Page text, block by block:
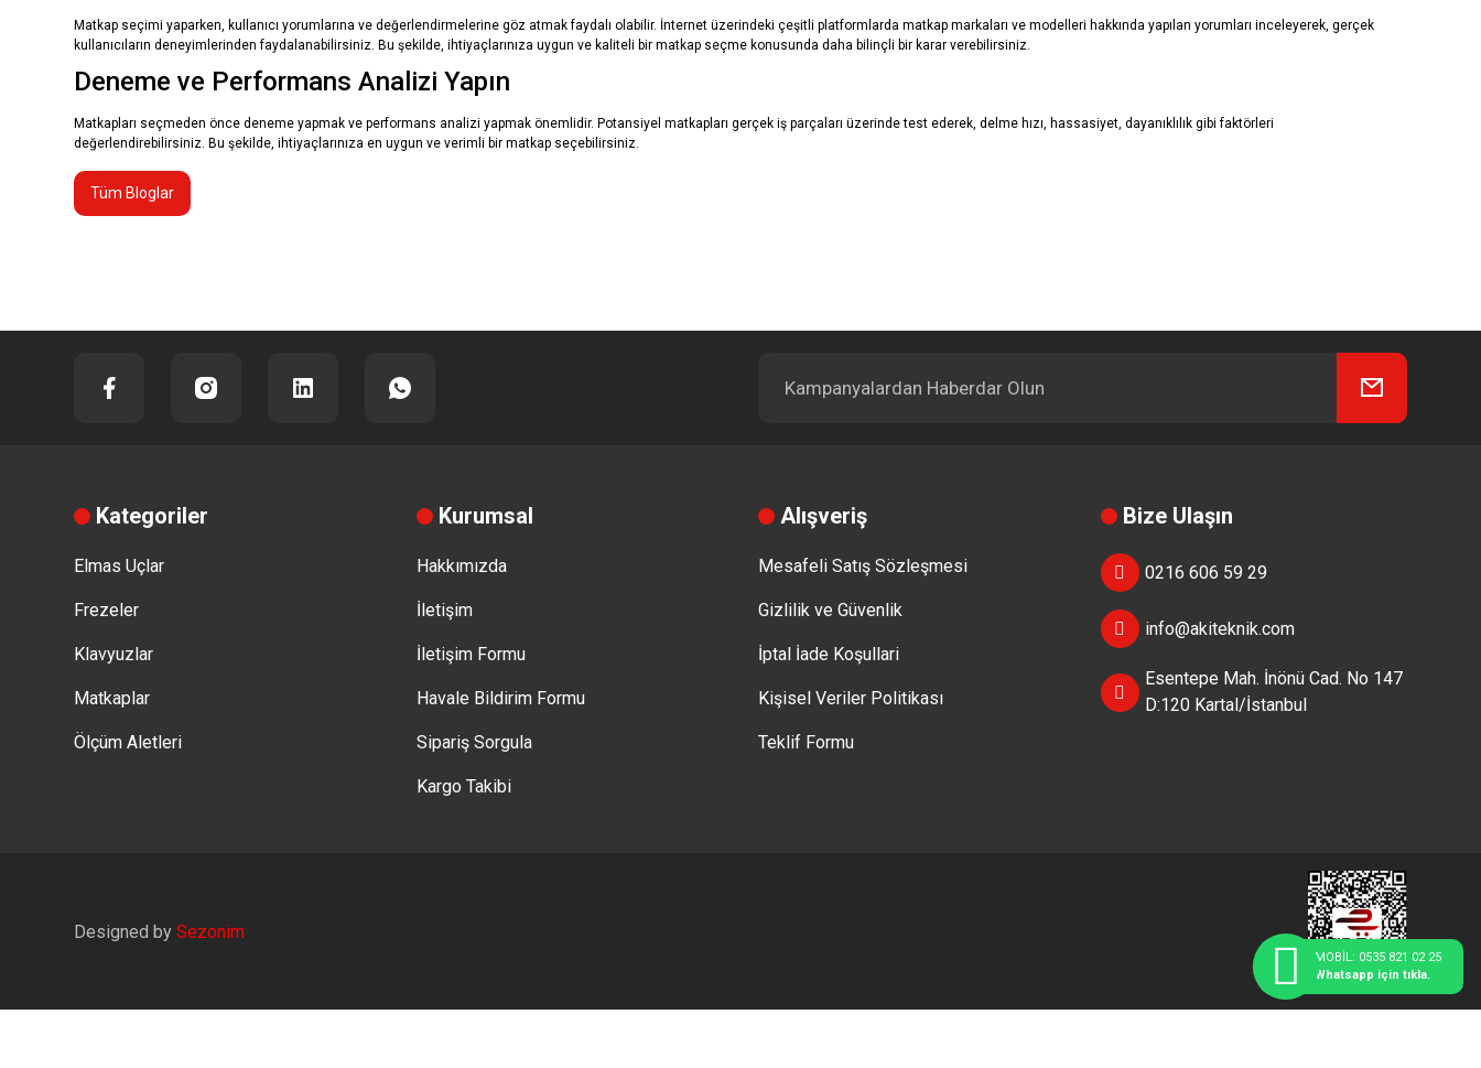
Matkap seçimi yaparken, kullanıcı yorumlarına ve değerlendirmelerine göz atmak faydalı olabilir. İnternet üzerindeki çeşitli platformlarda matkap markaları ve modelleri hakkında yapılan yorumları inceleyerek, gerçek
kullanıcıların deneyimlerinden faydalanabilirsiniz. Bu şekilde, ihtiyaçlarınıza uygun ve kaliteli bir matkap seçme konusunda daha bilinçli bir karar verebilirsiniz.
Deneme ve Performans Analizi Yapın
Matkapları seçmeden önce deneme yapmak ve performans analizi yapmak önemlidir. Potansiyel matkapları gerçek iş parçaları üzerinde test ederek, delme hızı, hassasiyet, dayanıklılık gibi faktörleri
değerlendirebilirsiniz. Bu şekilde, ihtiyaçlarınıza en uygun ve verimli bir matkap seçebilirsiniz.
Tüm Bloglar
Kategoriler
Elmas Uçlar
Frezeler
Klavyuzlar
Matkaplar
Ölçüm Aletleri
Kurumsal
Hakkımızda
İletişim
İletişim Formu
Havale Bildirim Formu
Sipariş Sorgula
Kargo Takibi
Alışveriş
Mesafeli Satış Sözleşmesi
Gizlilik ve Güvenlik
İptal İade Koşullari
Kişisel Veriler Politikası
Teklif Formu
Bize Ulaşın
0216 606 59 29
info@akiteknik.com
Esentepe Mah. İnönü Cad. No 147
D:120 Kartal/İstanbul
Designed by Sezonim
MOBİL: 0535 821 02 25
Whatsapp için tıkla.